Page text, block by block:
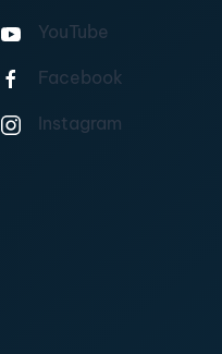
YouTube
Facebook
Instagram